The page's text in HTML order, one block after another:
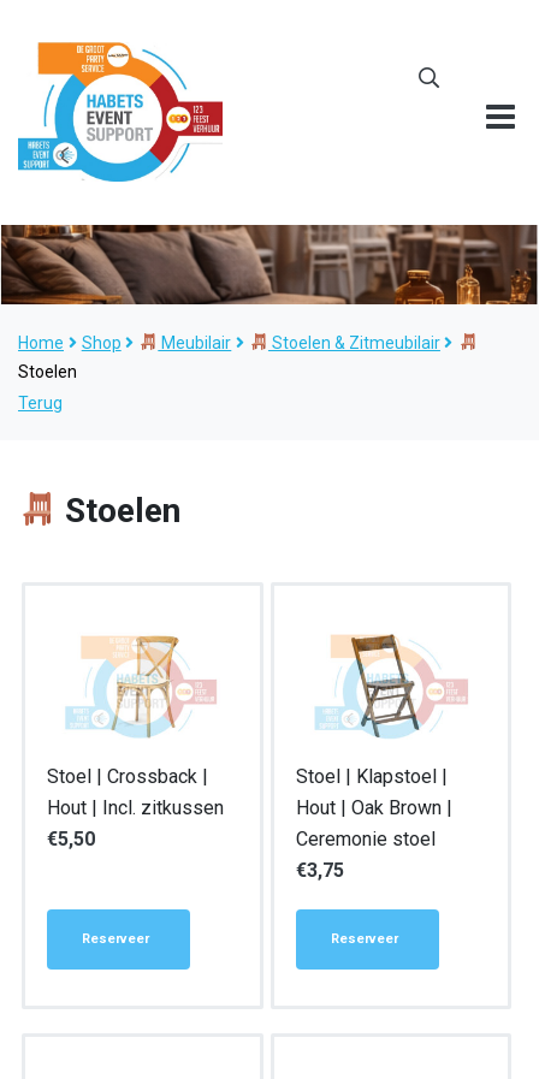
Home Shop Meubilair
Stoelen & Zitmeubilair
Stoelen
Terug
Stoelen
Stoel | Crossback |
Hout | Incl. zitkussen
€5,50
Reserveer
Stoel | Klapstoel |
Hout | Oak Brown |
Ceremonie stoel
€3,75
Reserveer